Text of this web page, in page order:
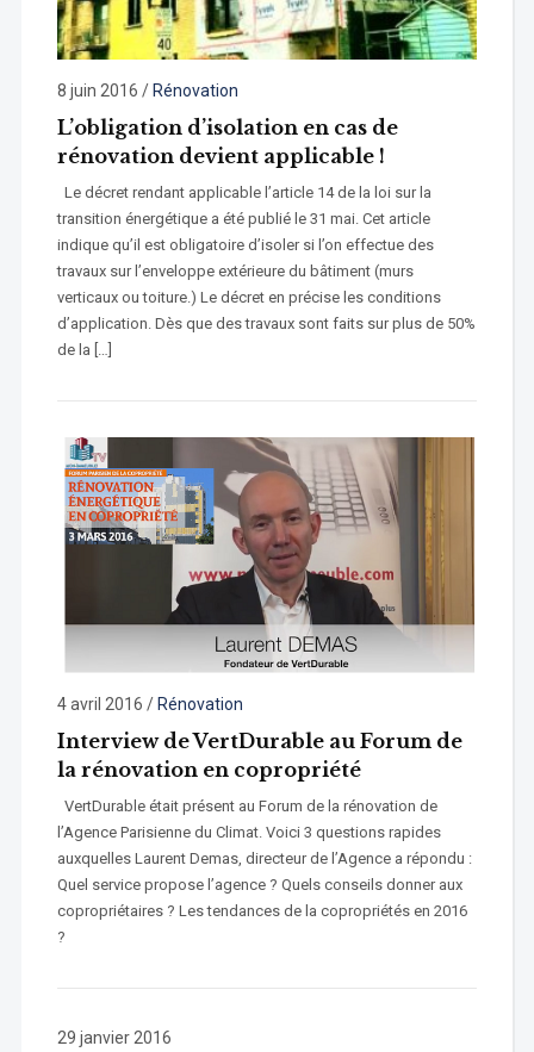
8 juin 2016 / Rénovation
L’obligation d’isolation en cas de
rénovation devient applicable !
Le décret rendant applicable l’article 14 de la loi sur la
transition énergétique a été publié le 31 mai. Cet article
indique qu’il est obligatoire d’isoler si l’on effectue des
travaux sur l’enveloppe extérieure du bâtiment (murs
verticaux ou toiture.) Le décret en précise les conditions
d’application. Dès que des travaux sont faits sur plus de 50%
de la […]
4 avril 2016 / Rénovation
Interview de VertDurable au Forum de
la rénovation en copropriété
VertDurable était présent au Forum de la rénovation de
l’Agence Parisienne du Climat. Voici 3 questions rapides
auxquelles Laurent Demas, directeur de l’Agence a répondu :
Quel service propose l’agence ? Quels conseils donner aux
copropriétaires ? Les tendances de la copropriétés en 2016
?
29 janvier 2016